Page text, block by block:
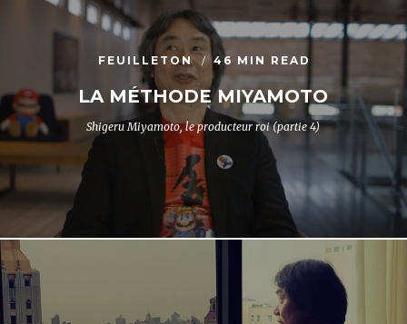
FEUILLETON 46 MIN READ
LA MÉTHODE MIYAMOTO
Shigeru Miyamoto, le producteur roi (partie 4)